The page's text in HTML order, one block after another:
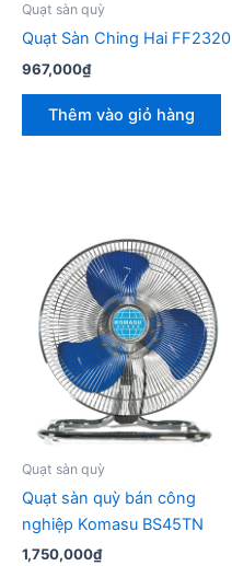
Quạt sàn quỳ
Quạt Sàn Ching Hai FF2320
967,000₫
Thêm vào giỏ hàng
Quạt sàn quỳ
Quạt sàn quỳ bán công
nghiệp Komasu BS45TN
1,750,000₫